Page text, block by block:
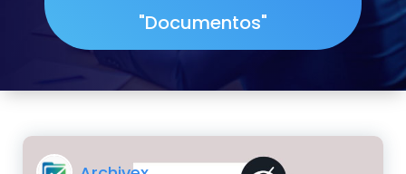
"Documentos"